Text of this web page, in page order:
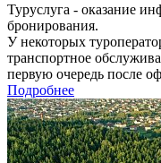
Туруслуга - оказание
бронирования.
У некоторых
транспортное
первую очередь после
Подробнее